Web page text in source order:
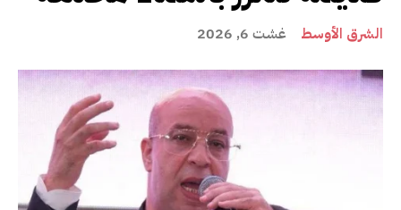
الشرق الأوسط غشت 6, 2026